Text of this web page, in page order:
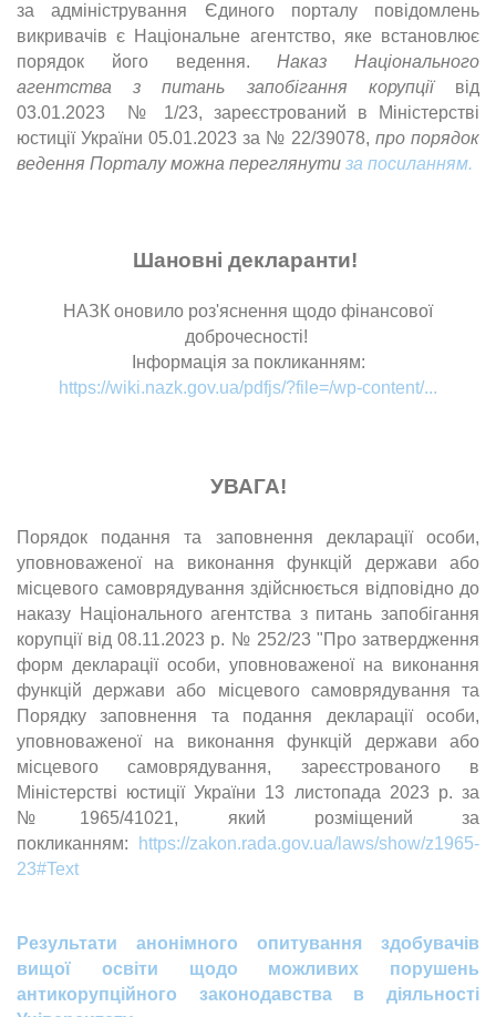
за адміністрування Єдиного порталу повідомлень
викривачів є Національне агентство, яке встановлює
порядок його ведення.Наказ Національного
агентства з питань запобігання корупції від
03.01.2023 № 1/23, зареєстрований в Міністерстві
юстиції України 05.01.2023 за № 22/39078, про порядок
ведення Порталу можна переглянути за посиланням.
Шановні декларанти!
НАЗК оновило роз'яснення щодо фінансової
доброчесності!
Інформація за покликанням:
https://wiki.nazk.gov.ua/pdfjs/?file=/wp-content/...
УВАГА!
Порядок подання та заповнення декларації особи,
уповноваженої на виконання функцій держави або
місцевого самоврядування здійснюється відповідно до
наказу Національного агентства з питань запобігання
корупції від 08.11.2023 р. № 252/23 "Про затвердження
форм декларації особи, уповноваженої на виконання
функцій держави або місцевого самоврядування та
Порядку заповнення та подання декларації особи,
уповноваженої на виконання функцій держави або
місцевого самоврядування, зареєстрованого в
Міністерстві юстиції України 13 листопада 2023 р. за
№1965/41021, який розміщений за
покликанням:
https://zakon.rada.gov.ua/laws/show/z1965-
23#Text
Результати анонімного опитування здобувачів
вищої освіти щодо можливих порушень
антикорупційного законодавства в діяльності